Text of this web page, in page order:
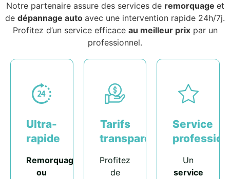
Notre partenaire assure des services de remorquage et
de dépannage auto avec une intervention rapide 24h/7j.
Profitez d’un service efficace au meilleur prixpar un
professionnel.
Ultra-
rapide
Remorquage
ou
Tarifs
transparents
Profitez
de
Service
Un
service